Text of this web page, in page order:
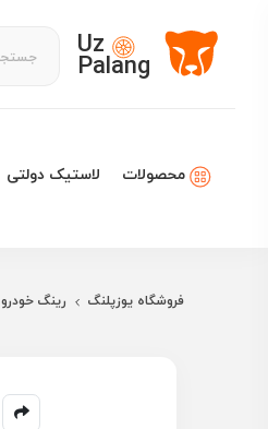
Uz
Palang
محصولات لاستیک دولتی
فروشگاه یوزپلنگ رینگ خودرو